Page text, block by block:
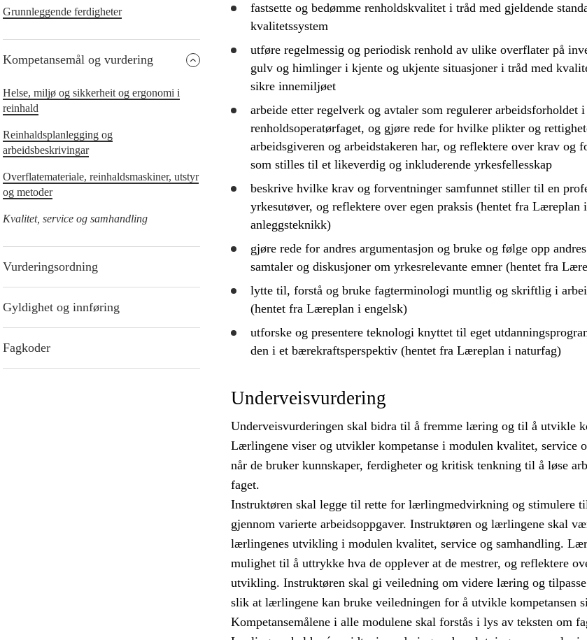
Grunnleggende ferdigheter
Kompetansemål og vurdering
Helse, miljø og sikkerheit og ergonomi i
reinhald
Reinhaldsplanlegging og
arbeidsbeskrivingar
Overflatemateriale, reinhaldsmaskiner, utstyr
og metoder
Kvalitet, service og samhandling
Vurderingsordning
Gyldighet og innføring
Fagkoder
fastsette og bedømme renholdskvalitet i tråd med gjeldende
kvalitetssystem
utføre regelmessig og periodisk renhold av ulike overflater på
gulv og himlinger i kjente og ukjente situasjoner i tråd med
sikre innemiljøet
arbeide etter regelverk og avtaler som regulerer arbeidsforholdet i
renholdsoperatørfaget, og gjøre rede forhvilke plikter og
arbeidsgiveren og arbeidstakeren har, og reflektereover krav og
som stilles til et likeverdig og inkluderende yrkesfellesskap
beskrivehvilke krav og forventninger samfunnet stiller til en
yrkesutøver, og reflektereover egen praksis (hentet fra Læreplan
anleggsteknikk)
gjøre rede forandres argumentasjon og brukeog følge opp
samtaler og diskusjoner om yrkesrelevante emner (hentet fra
lytte til, forståog brukefagterminologi muntlig og skriftlig i
(hentet fra Læreplan i engelsk)
utforskeog presentereteknologi knyttet til eget
den i et bærekraftsperspektiv (hentet fra Læreplan i naturfag)
Underveisvurdering
Underveisvurderingen skal bidra til å fremme læring og til å utvikle
Lærlingene viser og utvikler kompetanse i modulen kvalitet, service
når de bruker kunnskaper, ferdigheter og kritisk tenkning til å løse
faget.
Instruktøren skal legge til rette for lærlingmedvirkning og stimulere
gjennom varierte arbeidsoppgaver. Instruktøren og lærlingene skal
lærlingenes utvikling i modulen kvalitet, service og samhandling.
mulighet til å uttrykke hva de opplever at de mestrer, og reflektere
utvikling. Instruktøren skal gi veiledning om videre læring og
slik at lærlingene kan bruke veiledningen for å utvikle kompetansen
Kompetansemålene i alle modulene skal forstås i lys av teksten om